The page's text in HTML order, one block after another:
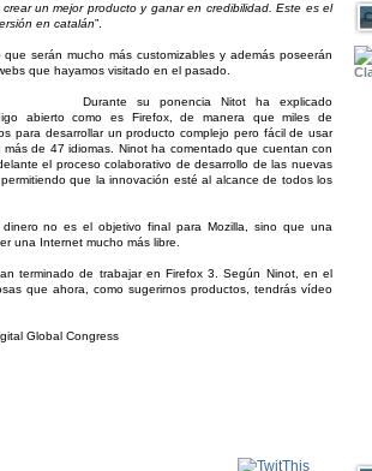
un mejor producto y ganar en credibilidad. Este es el
en catalán”.
serán mucho más customizables y además poseerán
que hayamos visitado en el pasado.
Durante su ponencia Nitot ha explicado
abierto como es Firefox, de manera que miles de
para desarrollar un producto complejo pero fácil de usar
de 47 idiomas. Ninot ha comentado que cuentan con
el proceso colaborativo de desarrollo de las nuevas
que la innovación esté al alcance de todos los
no es el objetivo final para Mozilla, sino que una
una Internet mucho más libre.
terminado de trabajar en Firefox 3. Según Ninot, en el
que ahora, como sugerirnos productos, tendrás vídeo
Global Congress